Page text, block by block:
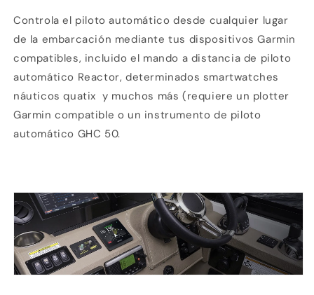
Controla el piloto automático desde cualquier lugar
de la embarcación mediante tus dispositivos Garmin
compatibles, incluido el mando a distancia de piloto
automático Reactor, determinados smartwatches
náuticos quatix y muchos más (requiere un plotter
Garmin compatible o un instrumento de piloto
automático GHC 50.